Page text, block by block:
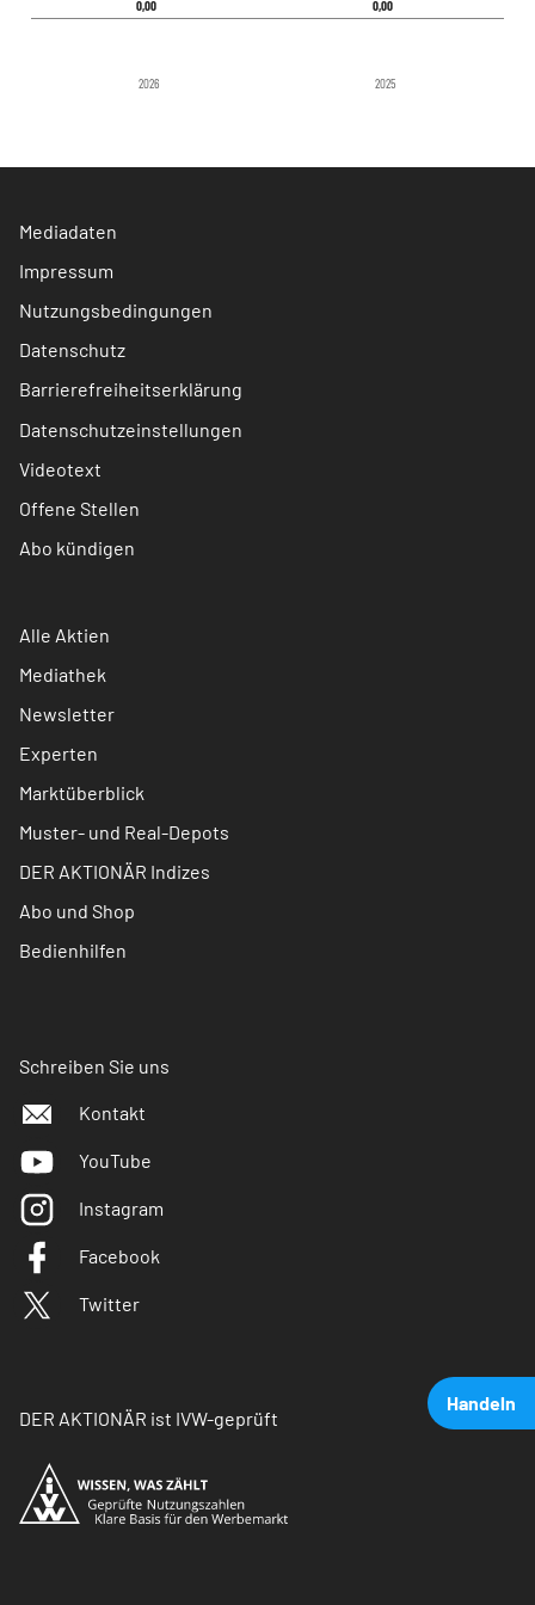
Handeln
0,00
0,00 0,00
0,00
2026 2025
Mediadaten
Impressum
Nutzungsbedingungen
Datenschutz
Barrierefreiheitserklärung
Datenschutzeinstellungen
Videotext
Offene Stellen
Abo kündigen
Alle Aktien
Mediathek
Newsletter
Experten
Marktüberblick
Muster- und Real-Depots
DER AKTIONÄR Indizes
Abo und Shop
Bedienhilfen
Schreiben Sie uns
Kontakt
YouTube
Instagram
Facebook
Twitter
DER AKTIONÄR ist IVW-geprüft